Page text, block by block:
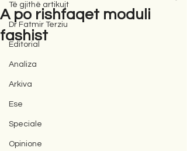
Të gjithë artikujt
Dr Fatmir Terziu
Editorial
Analiza
Arkiva
Ese
Speciale
Opinione
A po rishfaqet moduli
fashist